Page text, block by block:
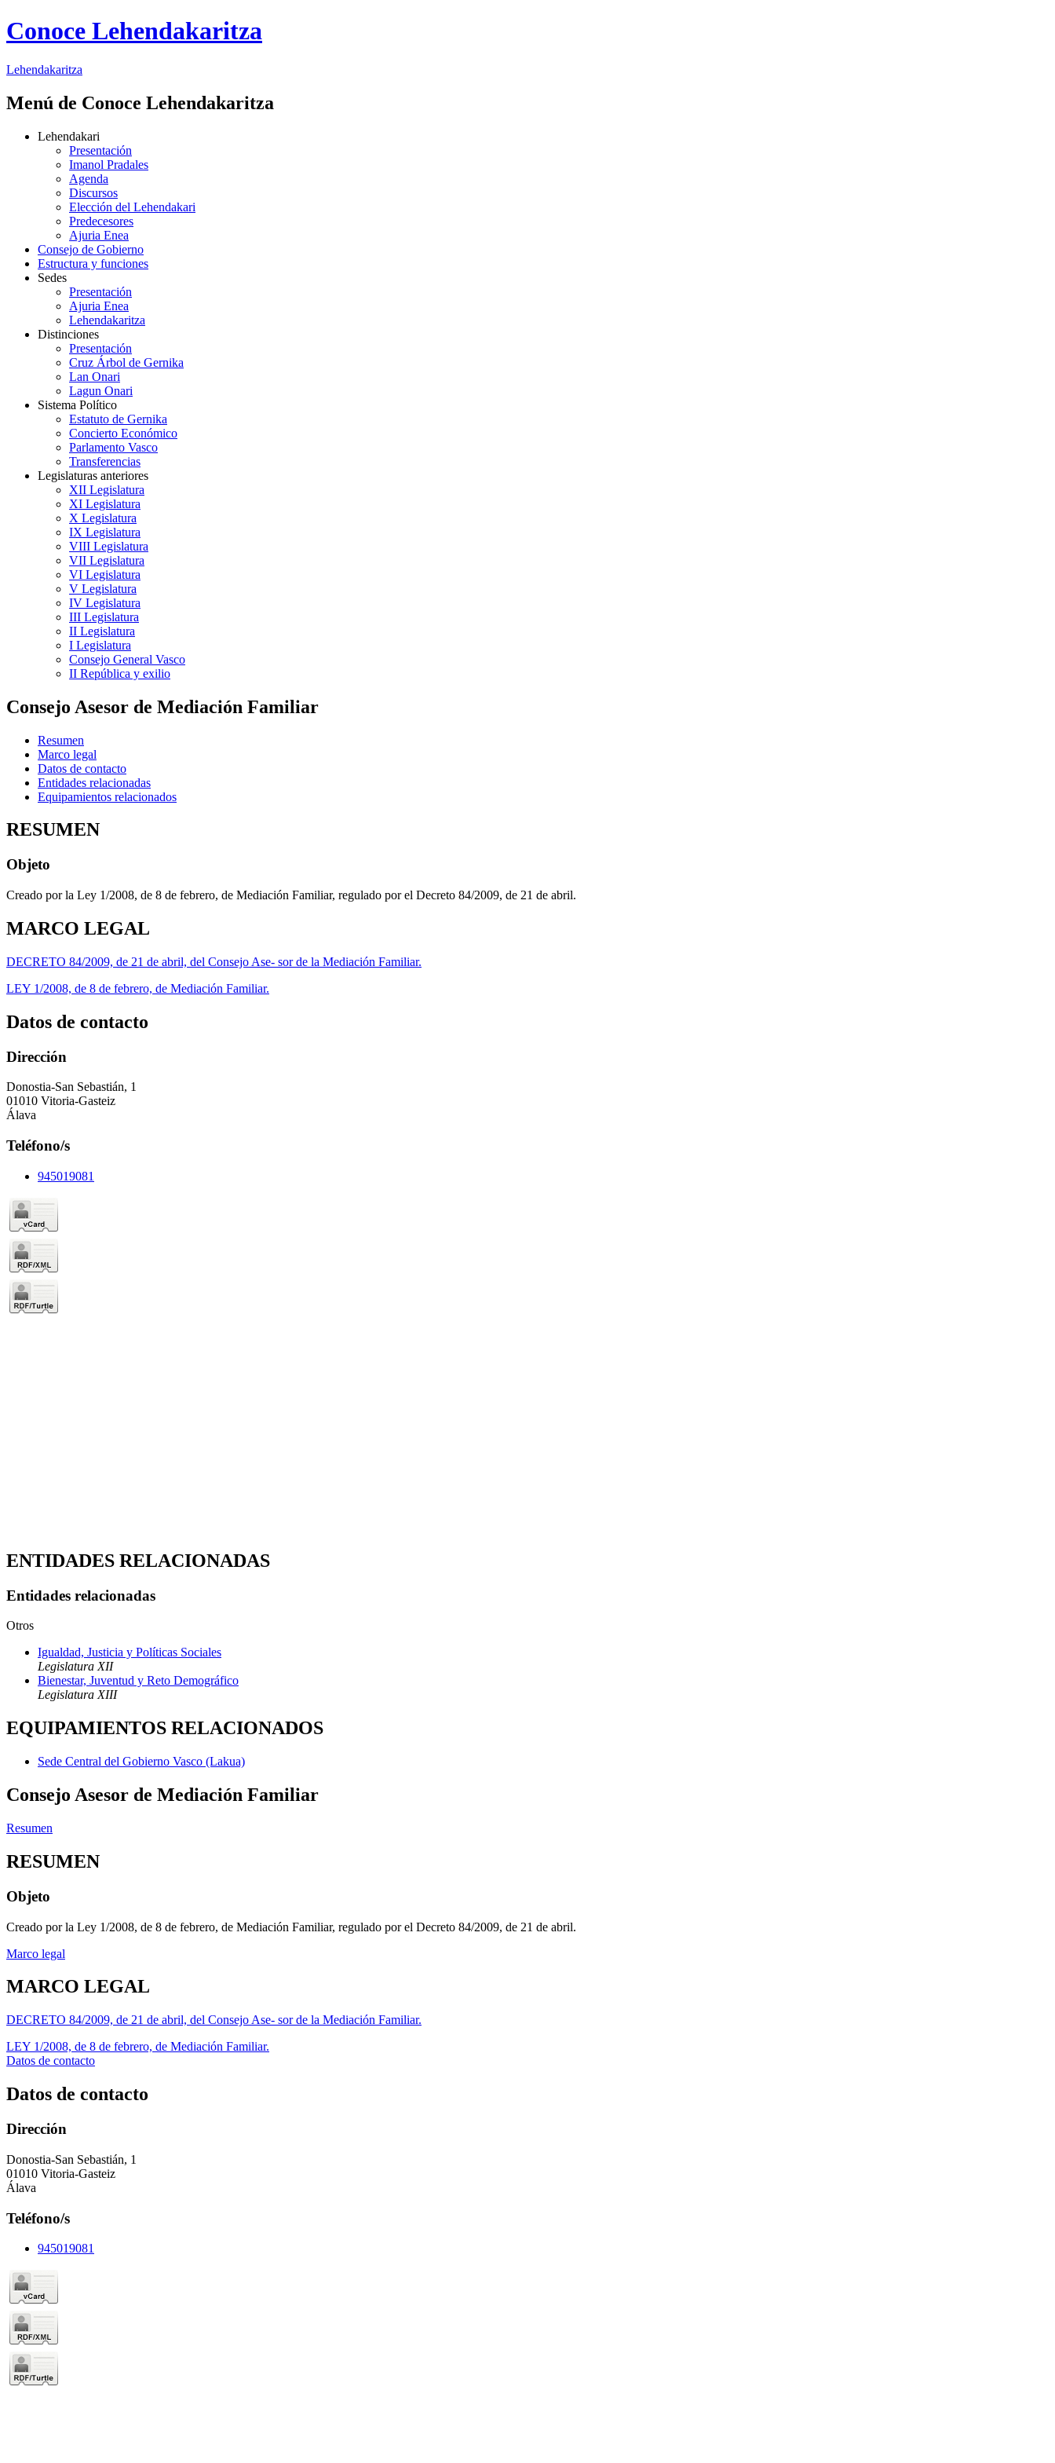
Conoce Lehendakaritza
Lehendakaritza
Menú de Conoce Lehendakaritza
Lehendakari
Presentación
Imanol Pradales
Agenda
Discursos
Elección del Lehendakari
Predecesores
Ajuria Enea
Consejo de Gobierno
Estructura y funciones
Sedes
Presentación
Ajuria Enea
Lehendakaritza
Distinciones
Presentación
Cruz Árbol de Gernika
Lan Onari
Lagun Onari
Sistema Político
Estatuto de Gernika
Concierto Económico
Parlamento Vasco
Transferencias
Legislaturas anteriores
XII Legislatura
XI Legislatura
X Legislatura
IX Legislatura
VIII Legislatura
VII Legislatura
VI Legislatura
V Legislatura
IV Legislatura
III Legislatura
II Legislatura
I Legislatura
Consejo General Vasco
II República y exilio
Consejo Asesor de Mediación Familiar
Resumen
Marco legal
Datos de contacto
Entidades relacionadas
Equipamientos relacionados
RESUMEN
Objeto
Creado por la Ley 1/2008, de 8 de febrero, de Mediación Familiar, regulado por el Decreto 84/2009, de 21 de abril.
MARCO LEGAL
DECRETO 84/2009, de 21 de abril, del Consejo Ase- sor de la Mediación Familiar.
LEY 1/2008, de 8 de febrero, de Mediación Familiar.
Datos de contacto
Dirección
Donostia-San Sebastián, 1
01010 Vitoria-Gasteiz
Álava
Teléfono/s
945019081
ENTIDADES RELACIONADAS
Entidades relacionadas
Otros
Igualdad, Justicia y Políticas Sociales
Legislatura XII
Bienestar, Juventud y Reto Demográfico
Legislatura XIII
EQUIPAMIENTOS RELACIONADOS
Sede Central del Gobierno Vasco (Lakua)
Consejo Asesor de Mediación Familiar
Resumen
RESUMEN
Objeto
Creado por la Ley 1/2008, de 8 de febrero, de Mediación Familiar, regulado por el Decreto 84/2009, de 21 de abril.
Marco legal
MARCO LEGAL
DECRETO 84/2009, de 21 de abril, del Consejo Ase- sor de la Mediación Familiar.
LEY 1/2008, de 8 de febrero, de Mediación Familiar.
Datos de contacto
Datos de contacto
Dirección
Donostia-San Sebastián, 1
01010 Vitoria-Gasteiz
Álava
Teléfono/s
945019081